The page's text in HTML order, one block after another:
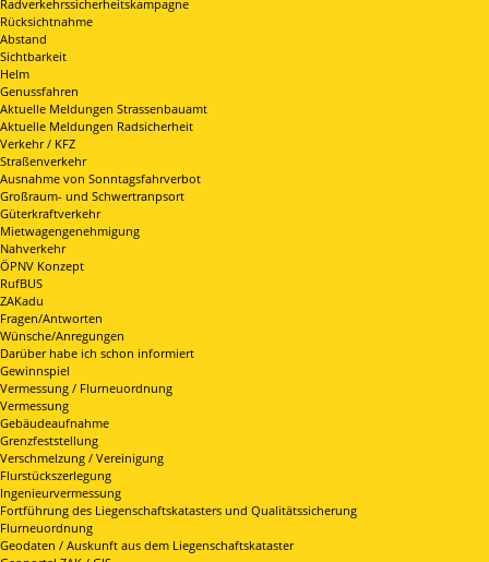
Radverkehrssicherheitskampagne
Rücksichtnahme
Abstand
Sichtbarkeit
Helm
Genussfahren
Aktuelle Meldungen Strassenbauamt
Aktuelle Meldungen Radsicherheit
Verkehr / KFZ
Straßenverkehr
Ausnahme von Sonntagsfahrverbot
Großraum- und Schwertranpsort
Güterkraftverkehr
Mietwagengenehmigung
Nahverkehr
ÖPNV Konzept
RufBUS
ZAKadu
Fragen/Antworten
Wünsche/Anregungen
Darüber habe ich schon informiert
Gewinnspiel
Vermessung / Flurneuordnung
Vermessung
Gebäudeaufnahme
Grenzfeststellung
Verschmelzung / Vereinigung
Flurstückszerlegung
Ingenieurvermessung
Fortführung des Liegenschaftskatasters und Qualitätssicherung
Flurneuordnung
Geodaten / Auskunft aus dem Liegenschaftskataster